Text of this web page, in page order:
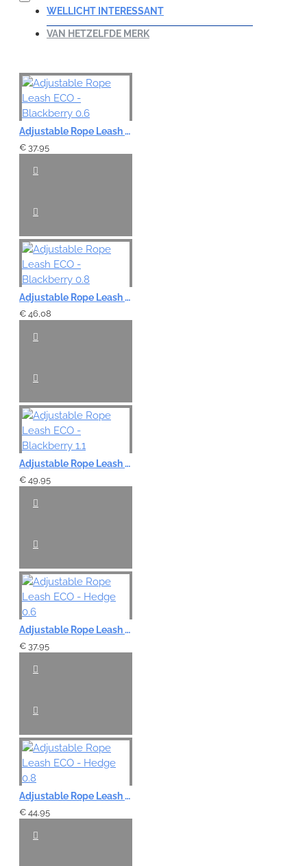
WELLICHT INTERESSANT
VAN HETZELFDE MERK
Adjustable Rope Leash ECO - Blackberry 0.6
€ 37,95
Adjustable Rope Leash ECO - Blackberry 0.8
€ 46,08
Adjustable Rope Leash ECO - Blackberry 1.1
€ 49,95
Adjustable Rope Leash ECO - Hedge 0.6
€ 37,95
Adjustable Rope Leash ECO - Hedge 0.8
€ 44,95